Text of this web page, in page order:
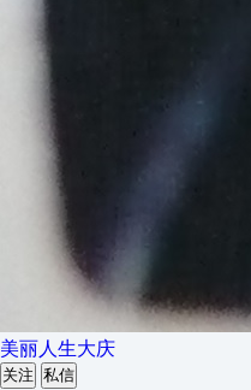
美丽人生大庆
关注 私信